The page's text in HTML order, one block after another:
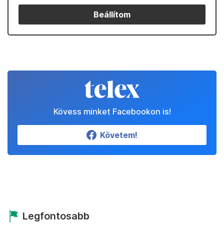
Beállítom
Kövess minket Facebookon is!
Követem!
Legfontosabb